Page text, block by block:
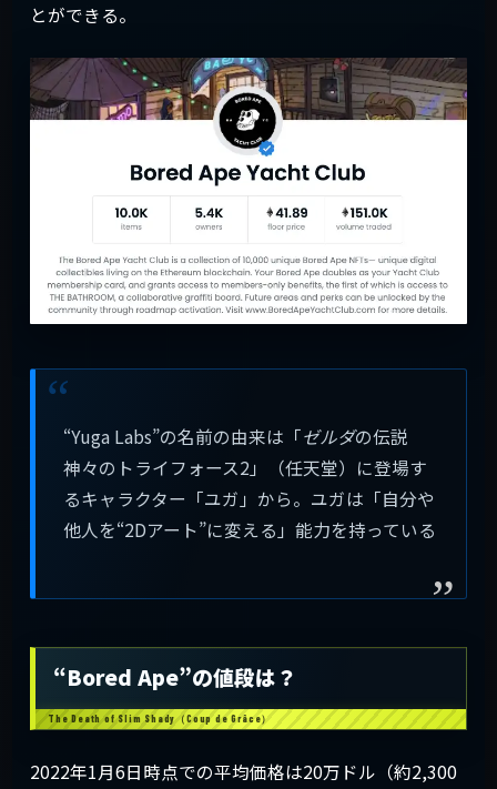
とができる。
“Yuga Labs”の名前の由来は「ゼルダの伝説
神々のトライフォース2」（任天堂）に登場す
るキャラクター「ユガ」から。ユガは「自分や
他人を“2Dアート”に変える」能力を持っている
“Bored Ape”の値段は？
2022年1月6日時点での平均価格は20万ドル（約2,300